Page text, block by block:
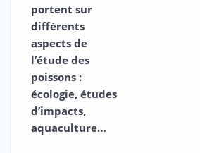
portent sur
différents
aspects de
l’étude des
poissons :
écologie, études
d’impacts,
aquaculture…